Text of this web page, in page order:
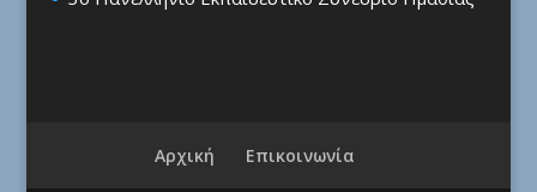
Αρχική Επικοινωνία